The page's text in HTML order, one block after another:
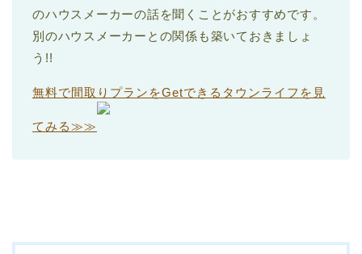
のハウスメーカーの話を聞くことがおすすめです。
別のハウスメーカーとの関係も築いておきましょ
う!!
無料で間取りプランをGetできるタウンライフを見
てみる≫≫